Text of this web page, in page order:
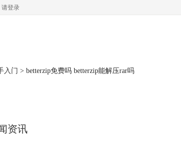
请登录
入门 > betterzip免费吗 betterzip能解压rar吗
资讯